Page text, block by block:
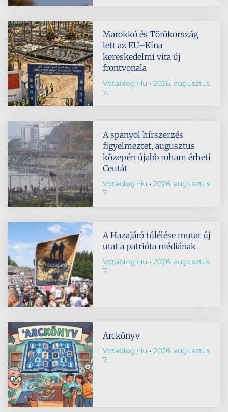
Marokkó és Törökország
lett az EU–Kína
kereskedelmi vita új
frontvonala
Vdtablog.hu
2026. augusztus
7.
A spanyol hírszerzés
figyelmeztet, augusztus
közepén újabb roham érheti
Ceutát
Vdtablog.hu
2026. augusztus
7.
A Hazajáró túlélése mutat új
utat a patrióta médiának
Vdtablog.hu
2026. augusztus
7.
Arckönyv
Vdtablog.hu
2026. augusztus
7.